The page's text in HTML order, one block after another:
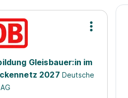
Gleisbauer:in im
2027 Deutsche